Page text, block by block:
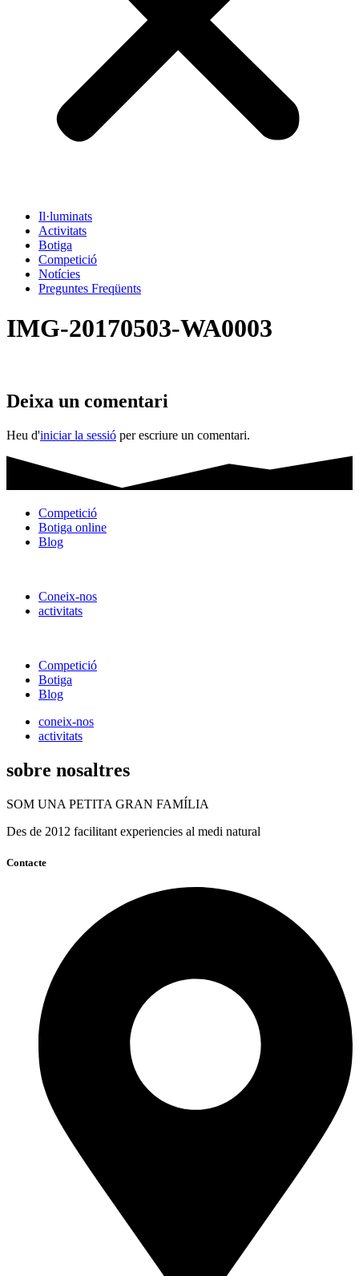
Il·luminats
Activitats
Botiga
Competició
Notícies
Preguntes Freqüents
IMG-20170503-WA0003
Deixa un comentari
Heu d'iniciar la sessió per escriure un comentari.
Competició
Botiga online
Blog
Coneix-nos
activitats
Competició
Botiga
Blog
coneix-nos
activitats
sobre nosaltres
SOM UNA PETITA GRAN FAMÍLIA
Des de 2012 facilitant experiencies al medi natural
Contacte